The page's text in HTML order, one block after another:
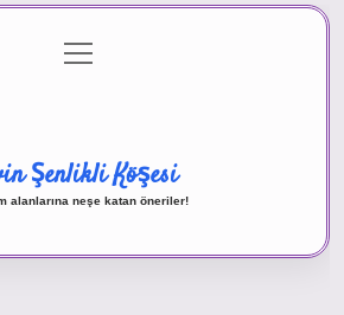
Gizlilik Politikası
menüyü
aç
Şenlikli Köşesi
alanlarına neşe katan öneriler!